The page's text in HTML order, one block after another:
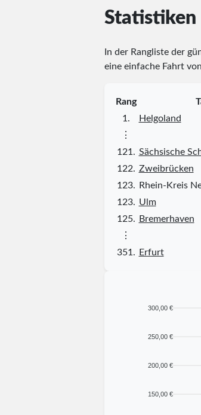
Statistiken
In der Rangliste der
eine einfache Fahrt
Rang
1.
Helgoland
⋮
121. Sächsische
122. Zweibrücken
123.
Rhein-Kreis
123. Ulm
125.
Bremerhaven
⋮
351.
Erfurt
300,00 €
250,00 €
200,00 €
150,00 €